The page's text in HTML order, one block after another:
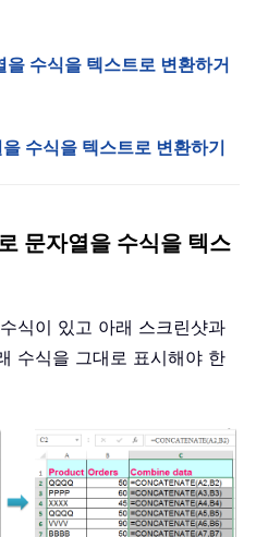
수식을 텍스트로 변환하거
수식을 텍스트로 변환하기
문자열을 수식을 텍스
식이 있고 아래 스크린샷과
수식을 그대로 표시해야 한